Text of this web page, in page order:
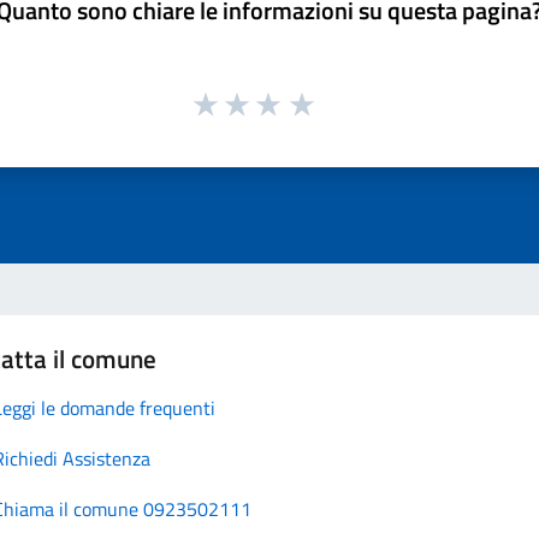
sono chiare le informazioni su questa
il comune
le domande frequenti
Assistenza
il comune 0923502111